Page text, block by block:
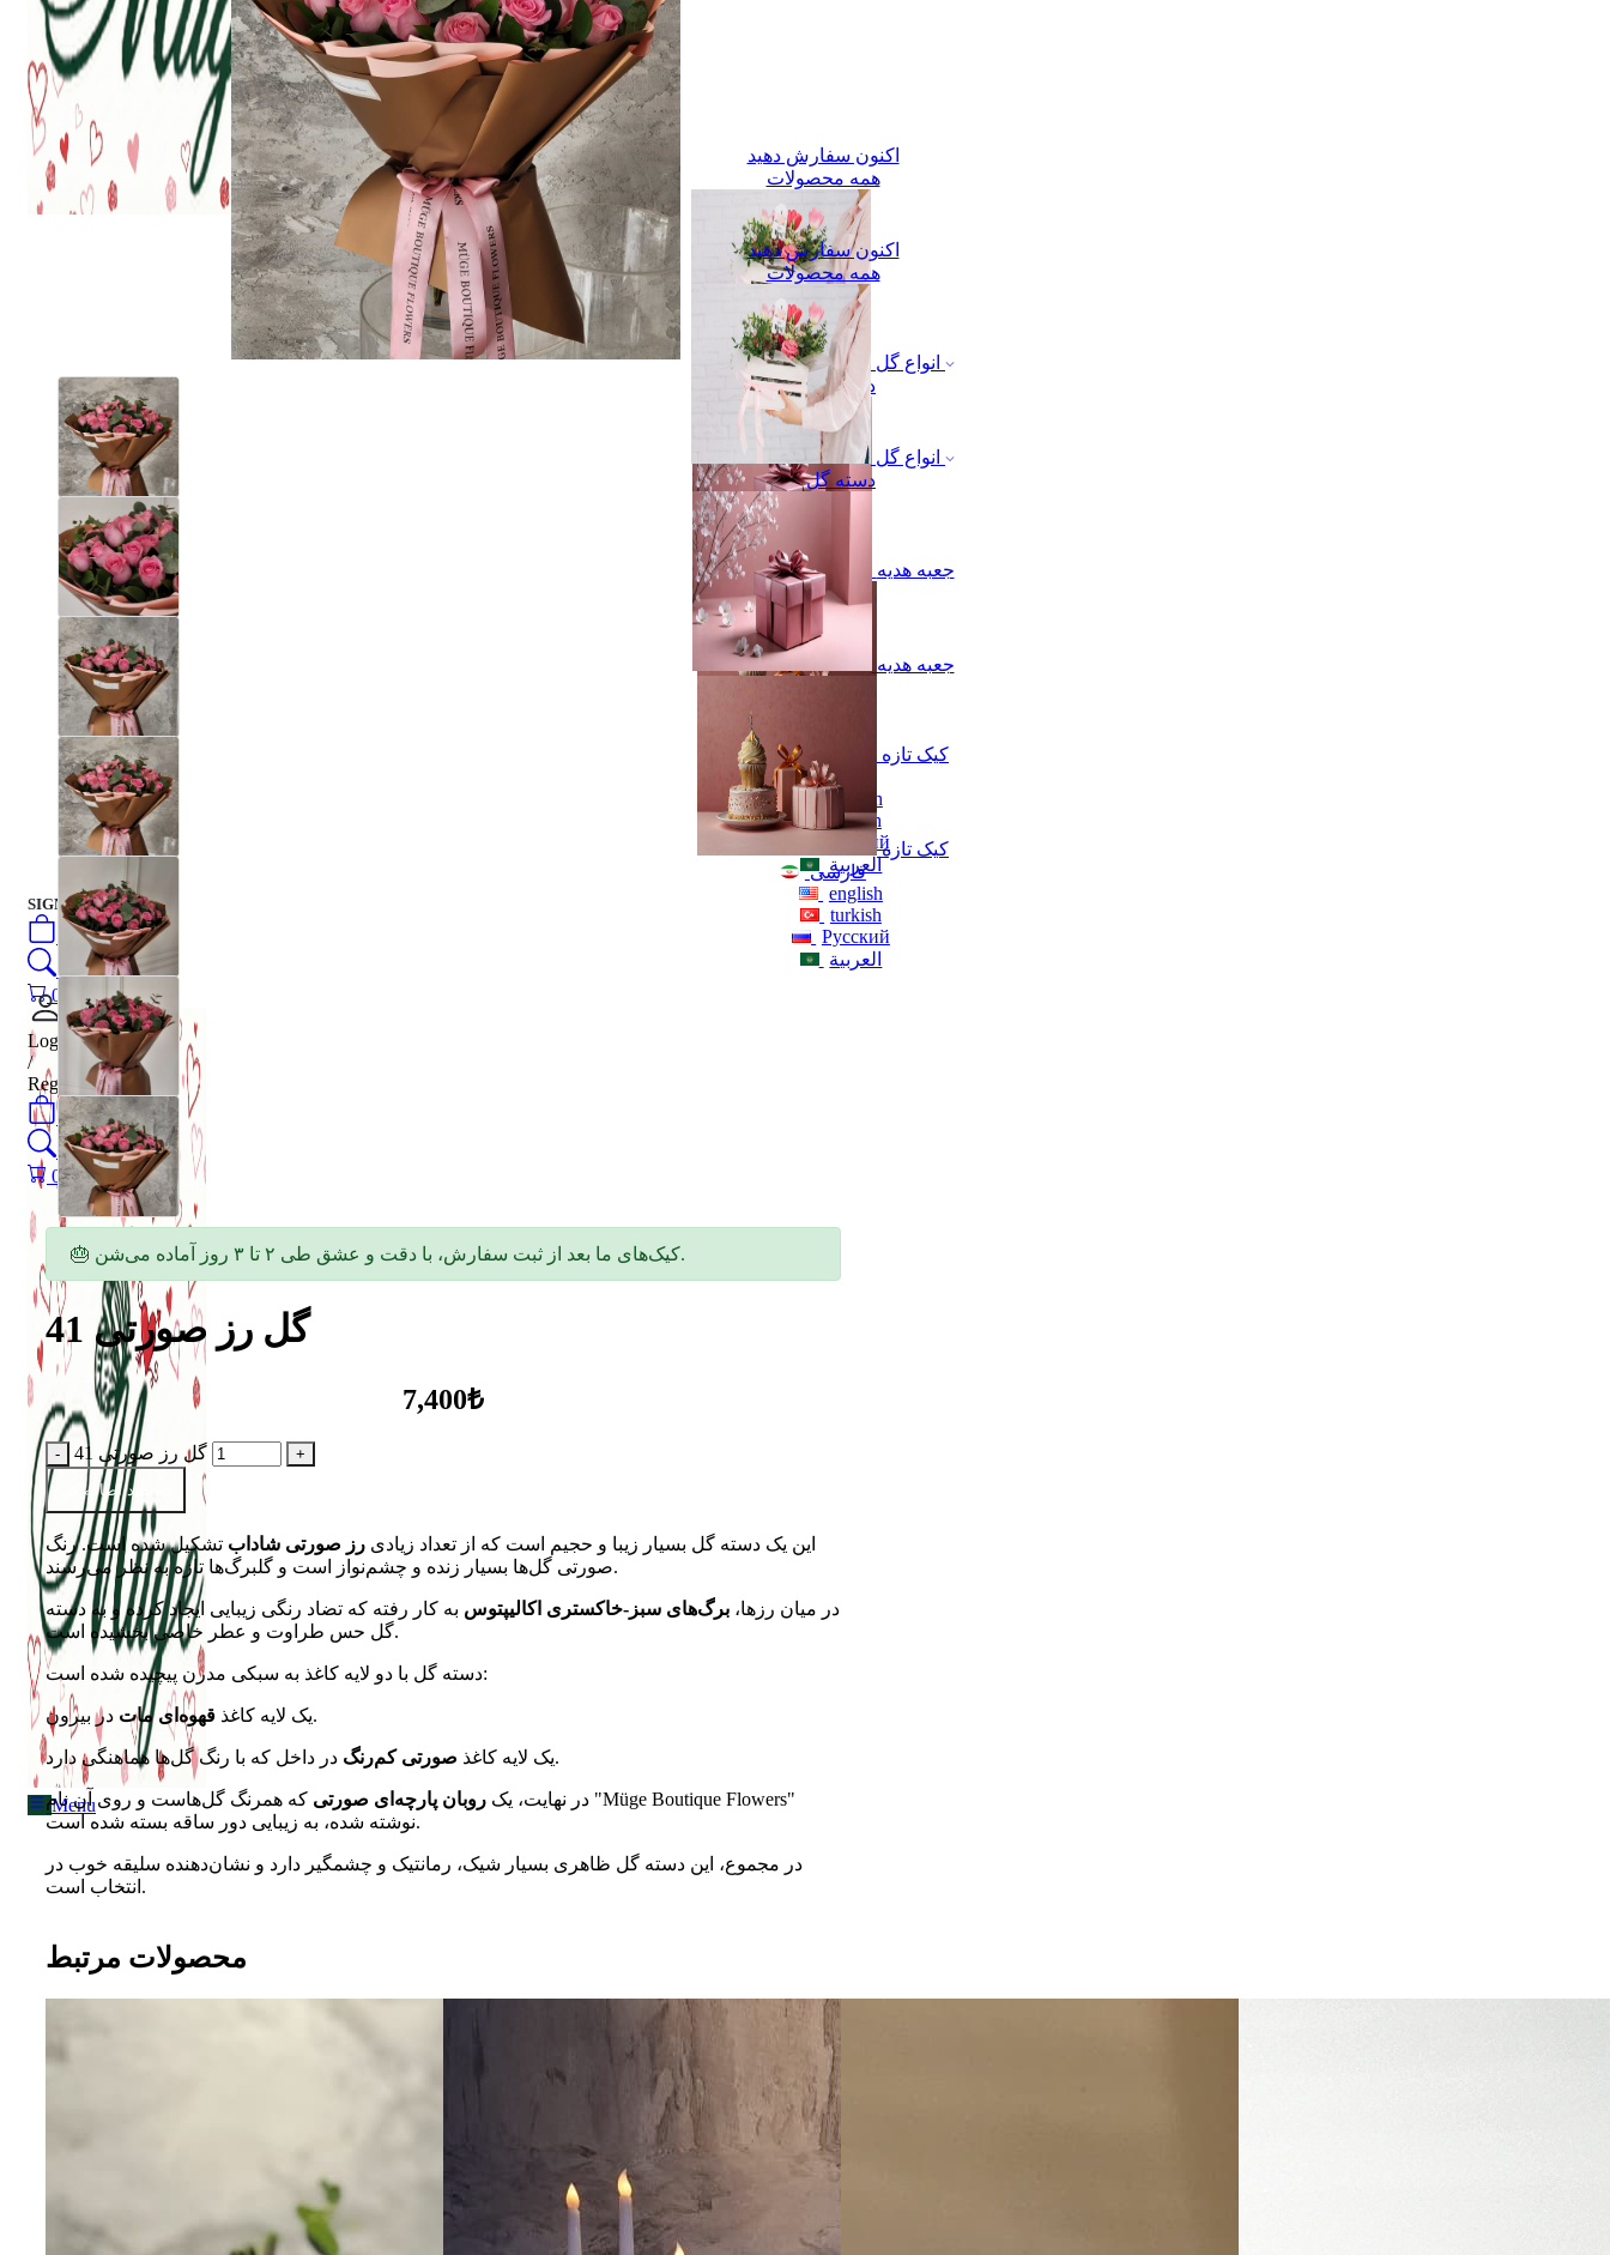
اکنون سفارش دهید
همه محصولات
انواع گل
دسته گل
جعبه هدیه
کیک تازه
فارسی
english
turkish
Русский
العربية
SIGN IN/SIGN UP
0öğeler
Search
0
öğeler 0.00₺
Menu
اکنون سفارش دهید
همه محصولات
انواع گل
دسته گل
جعبه هدیه
کیک تازه
فارسی
english
turkish
Русский
العربية
Login
/
Register
0öğeler
Search
0öğeler 0.00₺
Menu
🎂 کیک‌های ما بعد از ثبت سفارش، با دقت و عشق طی ۲ تا ۳ روز آماده می‌شن.
41 گل رز صورتی
7,400₺
41 گل رز صورتی
به سبد اضافه کن
این یک دسته گل بسیار زیبا و حجیم است که از تعداد زیادی رز صورتی شاداب تشکیل شده است. رنگ
صورتی گل‌ها بسیار زنده و چشم‌نواز است و گلبرگ‌ها تازه به نظر می‌رسند.
در میان رزها، برگ‌های سبز-خاکستری اکالیپتوس به کار رفته که تضاد رنگی زیبایی ایجاد کرده و به دسته
گل حس طراوت و عطر خاصی بخشیده است.
دسته گل با دو لایه کاغذ به سبکی مدرن پیچیده شده است:
یک لایه کاغذ قهوه‌ای مات در بیرون.
یک لایه کاغذ صورتی کم‌رنگ در داخل که با رنگ گل‌ها هماهنگی دارد.
در نهایت، یک روبان پارچه‌ای صورتی که همرنگ گل‌هاست و روی آن نام "Müge Boutique Flowers"
نوشته شده، به زیبایی دور ساقه بسته شده است.
در مجموع، این دسته گل ظاهری بسیار شیک، رمانتیک و چشمگیر دارد و نشان‌دهنده سلیقه خوب در
انتخاب است.
محصولات مرتبط